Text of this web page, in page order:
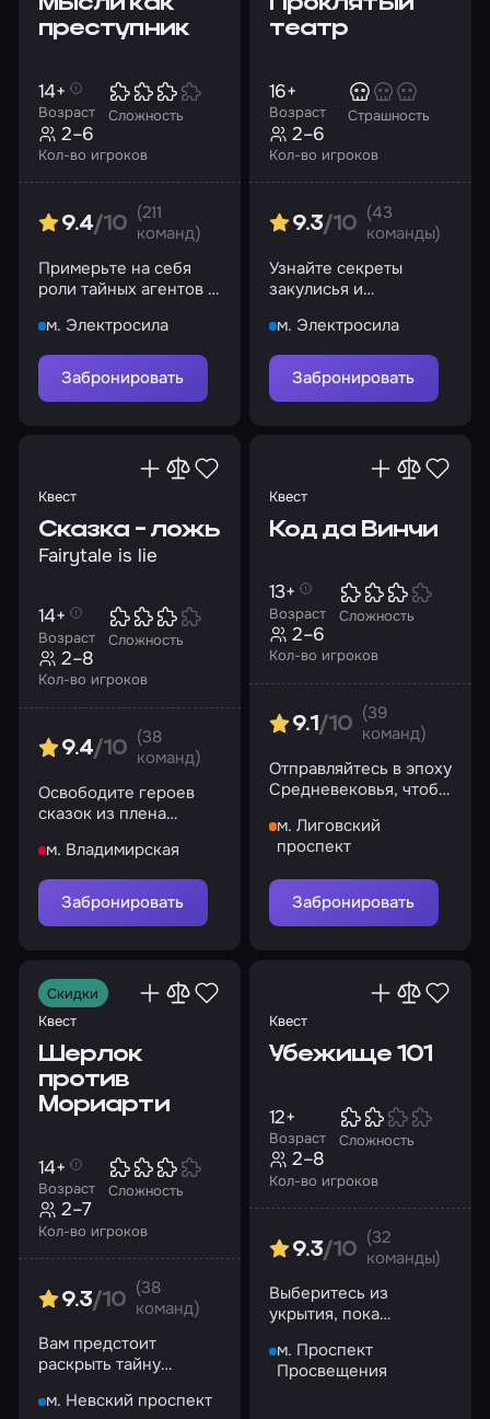
преступник
Возраст
14+
Сложность
Кол-во игроков
2–6
9.4/10
(211
команд)
Примерьте на себя
роли тайных агентов и
на расследование
серии убийств
м. Электросила
Забронировать
театр
Возраст
16+
Страшность
Кол-во игроков
2–6
9.3/10
(43
команды)
Узнайте секреты
закулисья и
темным тайнам
режиссера
м. Электросила
Забронировать
Квест
Сказка - ложь
Fairytale is lie
Возраст
14+
Сложность
Кол-во игроков
2–8
9.4/10
(38
команд)
Освободите героев
сказок из плена
м. Владимирская
Забронировать
Квест
Код да Винчи
Возраст
13+
Сложность
Кол-во игроков
2–6
9.1/10
(39
команд)
Отправляйтесь в эпоху
Средневековья, чтобы
великого художника
м. Лиговский
проспект
Забронировать
Скидки
Квест
Шерлок
против
Мориарти
Возраст
14+
Сложность
Кол-во игроков
2–7
9.3/10
(38
команд)
Вам предстоит
раскрыть тайну
загадочном отеле
м. Невский проспект
Квест
Убежище 101
Возраст
12+
Сложность
Кол-во игроков
2–8
9.3/10
(32
команды)
Выберитесь из
укрытия, пока
закончился, и не
дайте трудностям
м. Проспект
Просвещения